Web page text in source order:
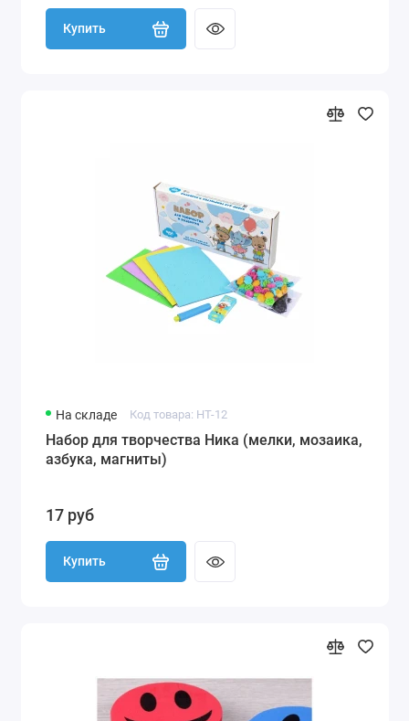
Купить
На складе Код товара: НТ-12
Набор для творчества Ника (мелки, мозаика,
азбука, магниты)
17 руб
Купить